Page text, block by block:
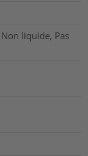
liquide, Pas